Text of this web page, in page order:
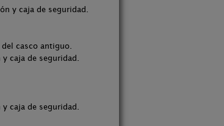
y caja de seguridad.
casco antiguo.
caja de seguridad.
caja de seguridad.